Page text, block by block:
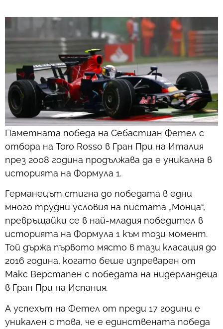
Паметната победа на Себастиан Фетел с
отбора на Toro Rosso в Гран При на Италия
през 2008 година продължава да е уникална в
историята на Формула 1.
Германецът стигна до победата в едни
много трудни условия на пистата „Монца“,
превръщайки се в най-младия победител в
историята на Формула 1 към този момент.
Той държа първото място в тази класация до
2016 година, когато беше изпреварен от
Макс Верстапен с победата на нидерландеца
в Гран При на Испания.
А успехът на Фетел от преди 17 години е
уникален с това, че е единствената победа